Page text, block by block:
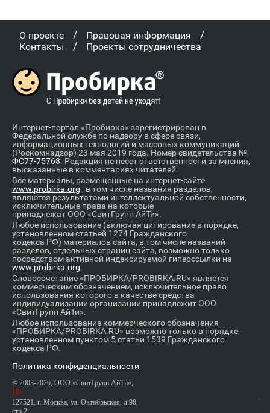
О проекте / Правовая информация /
Контакты / Проекты сотрудничества
Интернет-портал «Пробирка» зарегистрирован в
Федеральной службе по надзору в сфере связи,
информационных технологий и массовых коммуникаций
(Роскомнадзор) 23 мая 2019 года. Номер свидетельства №
ФС77-75768. Редакция не несет ответственности за мнения,
высказанные в комментариях читателей.
Все материалы, размещенные на интернет-сайте
www.probirka.org , в том числе названия разделов,
являются результатами интеллектуальной собственности,
исключительные права на которые
принадлежат ООО «СвитГрупп АйТи».
Любое использование (включая цитирование в порядке,
установленном статьей 1274 Гражданского
кодекса РФ) материалов сайта, в том числе названий
разделов, отдельных страниц сайта, возможно только
посредством активной индексируемой гиперссылки на
www.probirka.org.
Словосочетание «ПРОБИРКА/PROBIRKA.RU» является
коммерческим обозначением, исключительное право
использования которого в качестве средства
индивидуализации организации принадлежит ООО
«СвитГрупп АйТи».
Любое использование коммерческого обозначения
«ПРОБИРКА/PROBIRKA.RU» возможно только в порядке,
установленном пунктом 5 статьи 1539 Гражданского
кодекса РФ.
Политика конфиденциальности
© 2003-2026, ООО «СвитГрупп АйТи»,
16+
127521, г. Москва, ул. Октябрьская, д.98,
стр.2